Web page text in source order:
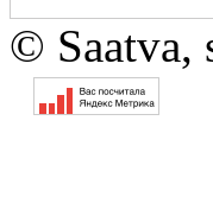
© Saatva,